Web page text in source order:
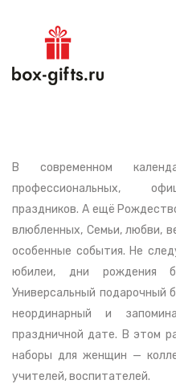
В современном
профессиональных,
праздников. А ещё
влюбленных, Семьи, любви,
особенные события. Не
юбилеи, дни рождения
Универсальный
неординарный и
праздничной дате. В этом
наборы для женщин —
учителей, воспитателей.